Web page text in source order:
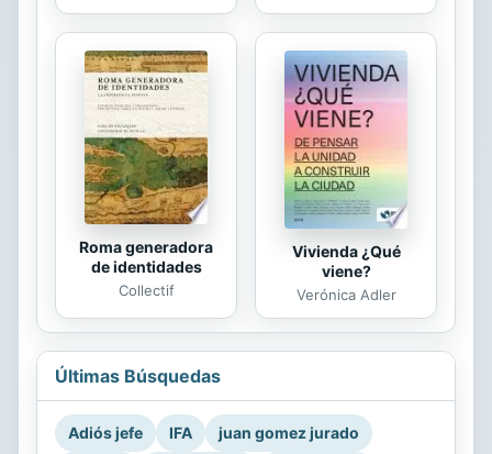
Roma generadora
de identidades
Collectif
Vivienda ¿Qué
viene?
Verónica Adler
Últimas Búsquedas
Adiós jefe IFA
juan gomez jurado